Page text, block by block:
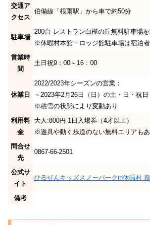
交通ア
クセス
伯備線「根雨駅」から車で約50分
駐車場
200台 レストラン白樺の丘無料駐車場を
※休暇村本館・ロッジ館駐車場は宿泊者
営業時
間
土日祝9：00～16：00
休業日
2022/2023年シーズンの営業：
～2023年2月26日（日）の土・日・祝日
※積雪の状態により変動あり
利用料
金
大人:800円 1日入場券（4才以上）
※遊具や動く歩道のない無料エリアもあ
問合せ
先
0867-66-2501
公式サ
イト
ひるぜんキッズスノーパークin休暇村
備考